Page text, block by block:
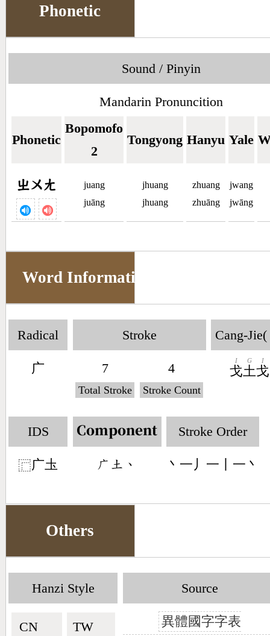
Phonetic
Sound / Pinyin
Mandarin Pronuncition
Phonetic
Bopomofo
2
Tongyong Hanyu Yale
ㄓㄨㄤ
juang
juāng
jhuang
jhuang
zhuang
zhuāng
jwang
jwāng
Word Information
Radical
广
Stroke
7
Total Stroke
4
Stroke Count
Cang-Jie(
戈
I
土
G
戈
I
IDS
⿸广圡
Component
󶂉󶁢󶀅
Stroke Order
丶一丿一丨一丶
Others
Hanzi Style
CN🇨🇳
TW🇹🇼
Source
異體國字字表